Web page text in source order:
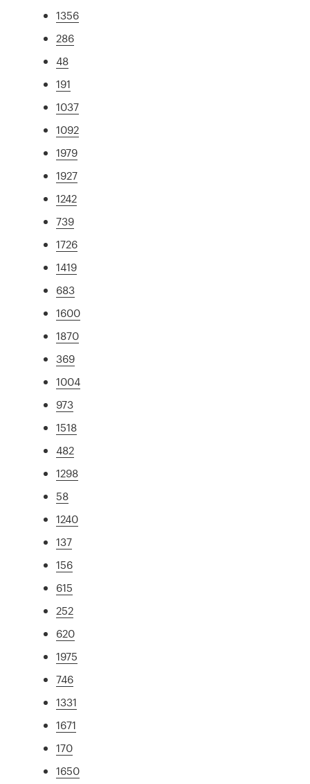
1356
286
48
191
1037
1092
1979
1927
1242
739
1726
1419
683
1600
1870
369
1004
973
1518
482
1298
58
1240
137
156
615
252
620
1975
746
1331
1671
170
1650